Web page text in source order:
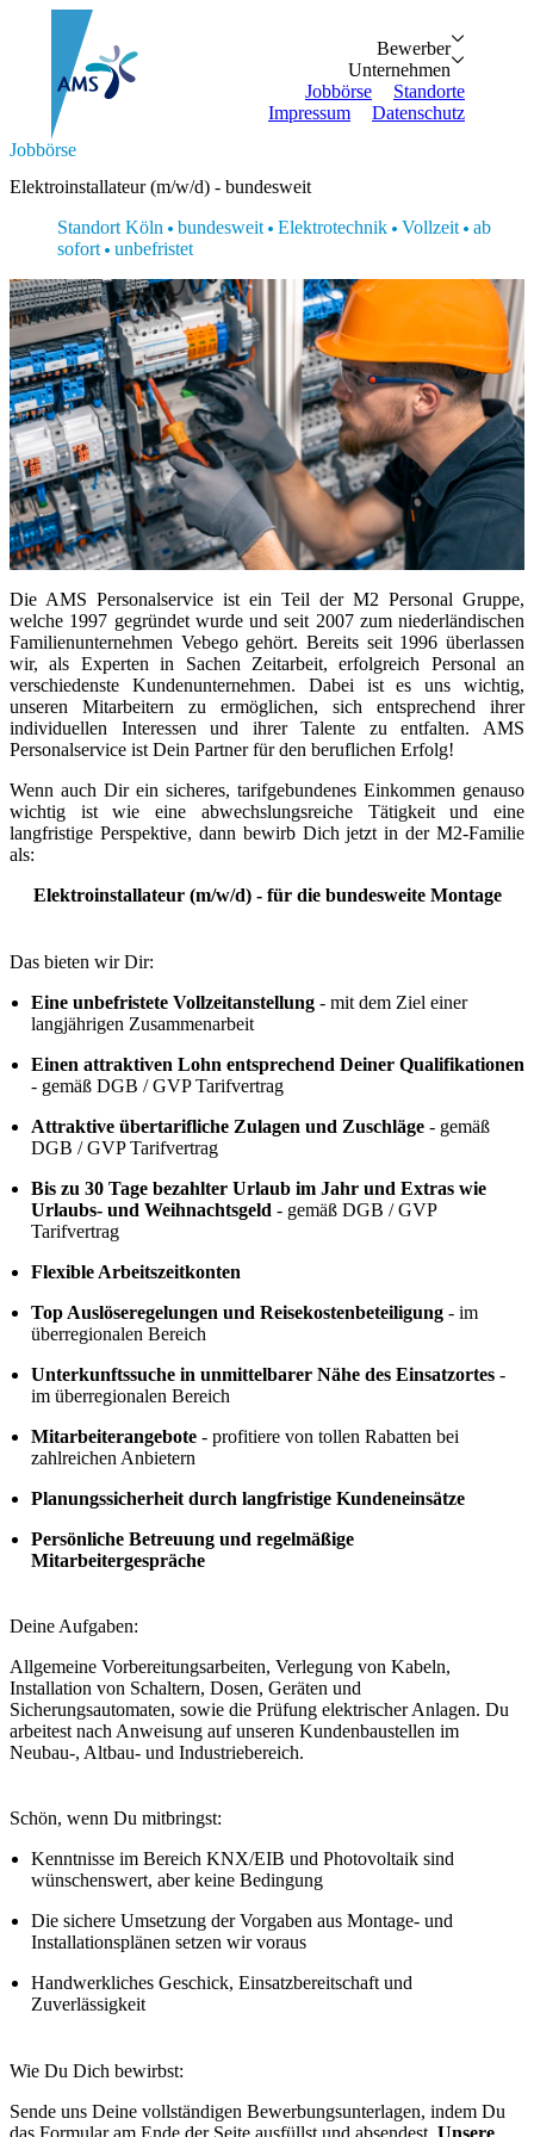
BewerberBewerber
Vorteile
Unternehmen
Unternehmen
Personalanfrage
Jobbörse
Standorte
Impressum
Datenschutz
Suche...
Bewerber
Jobbörse
Standorte
Datenschutz
Zurück
Vorteile
Initiativbewerbung
Zurück
Unternehmen
Personalanfrage
Jobbörse
Elektroinstallateur (m/w/d) - bundesweit
Standort Köln
bundesweit Elektrotechnik Vollzeit
ab
sofort
unbefristet
Die AMS Personalservice ist ein Teil der M2 Personal Gruppe,
welche 1997 gegründet wurde und seit 2007 zum niederländischen
Familienunternehmen Vebego gehört. Bereits seit 1996 überlassen
wir, als Experten in Sachen Zeitarbeit, erfolgreich Personal an
verschiedenste Kundenunternehmen. Dabei ist es uns wichtig,
unseren Mitarbeitern zu ermöglichen, sich entsprechend ihrer
individuellen Interessen und ihrer Talente zu entfalten. AMS
Personalservice ist Dein Partner für den beruflichen Erfolg!
Wenn auch Dir ein sicheres, tarifgebundenes Einkommen genauso
wichtig ist wie eine abwechslungsreiche Tätigkeit und eine
langfristige Perspektive, dann bewirb Dich jetzt in der M2-Familie
als:
Elektroinstallateur (m/w/d) - für die bundesweite Montage
Das bieten wir Dir:
Eine unbefristete Vollzeitanstellung - mit dem Ziel einer
langjährigen Zusammenarbeit
Einen attraktiven Lohn entsprechend Deiner Qualifikationen
- gemäß DGB / GVP Tarifvertrag
Attraktive übertarifliche Zulagen und Zuschläge - gemäß
DGB / GVP Tarifvertrag
Bis zu 30 Tage bezahlter Urlaub im Jahr und Extras wie
Urlaubs- und Weihnachtsgeld - gemäß DGB / GVP
Tarifvertrag
Flexible Arbeitszeitkonten
Top Auslöseregelungen und Reisekostenbeteiligung - im
überregionalen Bereich
Unterkunftssuche in unmittelbarer Nähe des Einsatzortes -
im überregionalen Bereich
Mitarbeiterangebote - profitiere von tollen Rabatten bei
zahlreichen Anbietern
Planungssicherheit durch langfristige Kundeneinsätze
Persönliche Betreuung und regelmäßige
Mitarbeitergespräche
Deine Aufgaben:
Allgemeine Vorbereitungsarbeiten, Verlegung von Kabeln,
Installation von Schaltern, Dosen, Geräten und
Sicherungsautomaten, sowie die Prüfung elektrischer Anlagen. Du
arbeitest nach Anweisung auf unseren Kundenbaustellen im
Neubau-, Altbau- und Industriebereich.
Schön, wenn Du mitbringst:
Kenntnisse im Bereich KNX/EIB und Photovoltaik sind
wünschenswert, aber keine Bedingung
Die sichere Umsetzung der Vorgaben aus Montage- und
Installationsplänen setzen wir voraus
Handwerkliches Geschick, Einsatzbereitschaft und
Zuverlässigkeit
Wie Du Dich bewirbst:
Sende uns Deine vollständigen Bewerbungsunterlagen, indem Du
das Formular am Ende der Seite ausfüllst und absendest. Unsere